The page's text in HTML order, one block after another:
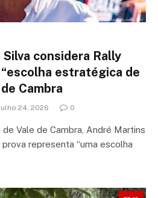
considera Rally
estratégica de
Cambra
24, 2026 0
Vale de Cambra, André Martins
representa “uma escolha